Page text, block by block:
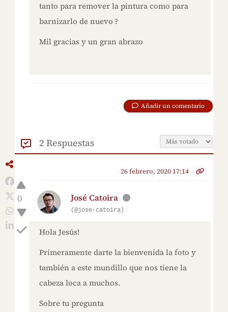
tanto para remover la pintura como para
barnizarlo de nuevo ?
Mil gracias y un gran abrazo
Añadir un comentario
2 Respuestas
0
26 febrero, 2020 17:14
José Catoira
(@jose-catoira)
Hola Jesús!
Primeramente darte la bienvenida la foto y
también a este mundillo que nos tiene la
cabeza loca a muchos.
Sobre tu pregunta